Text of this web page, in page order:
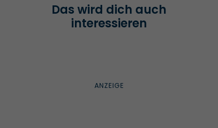
Das wird dich auch
interessieren